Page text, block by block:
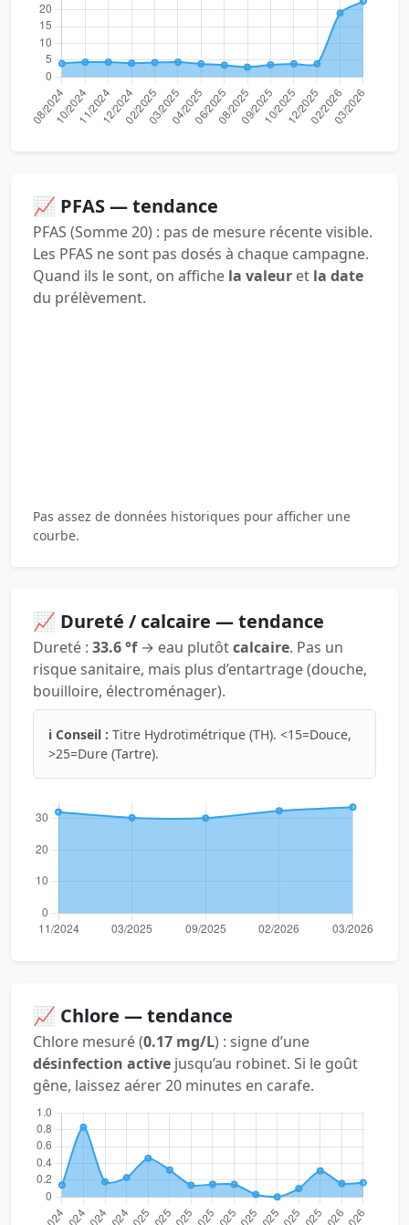
📈 PFAS — tendance
PFAS (Somme 20) : pas de mesure récente visible.
Les PFAS ne sont pas dosés à chaque campagne.
Quand ils le sont, on affiche la valeur et la date
du prélèvement.
Pas assez de données historiques pour afficher une
courbe.
📈 Dureté / calcaire — tendance
Dureté : 33.6 °f→ eau plutôtcalcaire. Pas un
risque sanitaire, mais plus d’entartrage (douche,
bouilloire, électroménager).
ℹ️ Conseil : Titre Hydrotimétrique (TH). <15=Douce,
>25=Dure (Tartre).
📈 Chlore — tendance
Chlore mesuré (0.17 mg/L) : signe d’une
désinfection active jusqu’au robinet. Si le goût
gêne, laissez aérer 20 minutes en carafe.